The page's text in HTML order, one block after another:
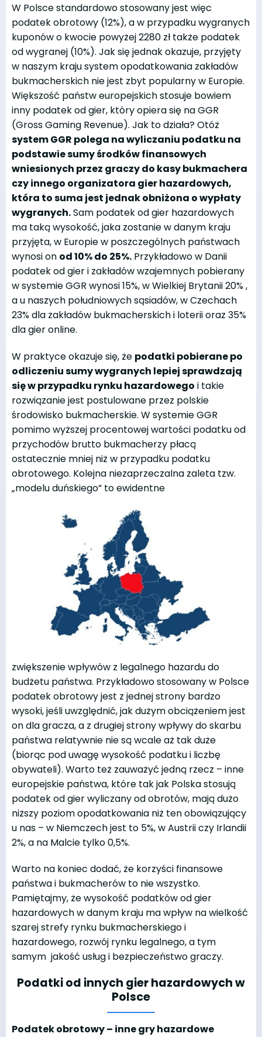
W Polsce standardowo stosowany jest więc
podatek obrotowy (12%), a w przypadku wygranych
kuponów o kwocie powyżej 2280 zł także podatek
od wygranej (10%). Jak się jednak okazuje, przyjęty
w naszym kraju system opodatkowania zakładów
bukmacherskich nie jest zbyt popularny w Europie.
Większość państw europejskich stosuje bowiem
inny podatek od gier, który opiera się na GGR
(Gross Gaming Revenue). Jak to działa? Otóż
system GGR polega na wyliczaniu podatku na
podstawie sumy środków finansowych
wniesionych przez graczy do kasy bukmachera
czy innego organizatora gier hazardowych,
która to suma jest jednak obniżona o wypłaty
wygranych.Sam podatek od gier hazardowych
ma taką wysokość, jaka zostanie w danym kraju
przyjęta, w Europie w poszczególnych państwach
wynosi on od 10% do 25%. Przykładowo w Danii
podatek od gier i zakładów wzajemnych pobierany
w systemie GGR wynosi 15%, w Wielkiej Brytanii 20% ,
a u naszych południowych sąsiadów, w Czechach
23% dla zakładów bukmacherskich i loterii oraz 35%
dla gier online.
W praktyce okazuje się, że podatki pobierane po
odliczeniu sumy wygranych lepiej sprawdzają
się w przypadku rynku hazardowego i takie
rozwiązanie jest postulowane przez polskie
środowisko bukmacherskie. W systemie GGR
pomimo wyższej procentowej wartości podatku od
przychodów brutto bukmacherzy płacą
ostatecznie mniej niż w przypadku podatku
obrotowego. Kolejna niezaprzeczalna zaleta tzw.
„modelu duńskiego” to ewidentne
zwiększenie wpływów z legalnego hazardu do
budżetu państwa. Przykładowo stosowany w Polsce
podatek obrotowy jest z jednej strony bardzo
wysoki, jeśli uwzględnić, jak dużym obciążeniem jest
on dla gracza, a z drugiej strony wpływy do skarbu
państwa relatywnie nie są wcale aż tak duże
(biorąc pod uwagę wysokość podatku i liczbę
obywateli). Warto też zauważyć jedną rzecz – inne
europejskie państwa, które tak jak Polska stosują
podatek od gier wyliczany od obrotów, mają dużo
niższy poziom opodatkowania niż ten obowiązujący
u nas – w Niemczech jest to 5%, w Austrii czy Irlandii
2%, a na Malcie tylko 0,5%.
Warto na koniec dodać, że korzyści finansowe
państwa i bukmacherów to nie wszystko.
Pamiętajmy, że wysokość podatków od gier
hazardowych w danym kraju ma wpływ na wielkość
szarej strefy rynku bukmacherskiego i
hazardowego, rozwój rynku legalnego, a tym
samym jakość usług i bezpieczeństwo graczy.
Podatki od innych gier hazardowych w
Polsce
Podatek obrotowy – inne gry hazardowe